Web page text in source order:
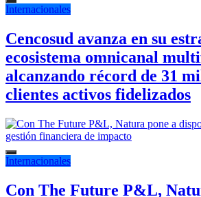
Internacionales
Cencosud avanza en su
ecosistema omnicanal
alcanzando récord de 31
clientes activos fidelizados
Internacionales
Con The Future P&L,